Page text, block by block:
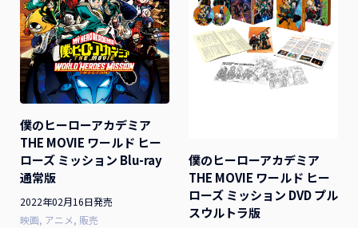
僕のヒーローアカデミア
THE MOVIE ワールド ヒー
ローズ ミッション Blu-ray
通常版
2022年02月16日発売
映画 アニメ 販売
僕のヒーローアカデミア
THE MOVIE ワールド ヒー
ローズ ミッション DVD プル
スウルトラ版